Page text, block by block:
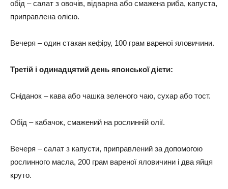
обід – салат з овочів, відварна або смажена риба, капуста,
приправлена олією.
Вечеря – один стакан кефіру, 100 грам вареної яловичини.
Третій і одинадцятий день японської дієти:
Сніданок – кава або чашка зеленого чаю, сухар або тост.
Обід – кабачок, смажений на рослинній олії.
Вечеря – салат з капусти, приправлений за допомогою
рослинного масла, 200 грам вареної яловичини і два яйця
круто.